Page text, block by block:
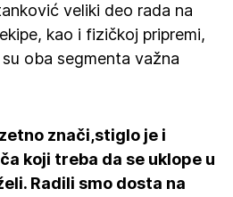
veliki deo rada na
kao i fizičkoj pripremi,
oba segmenta važna
znači,stiglo je i
koji treba da se uklope u
Radili smo dosta na